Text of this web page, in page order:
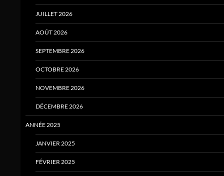
JUILLET 2026
AOÛT 2026
SEPTEMBRE 2026
OCTOBRE 2026
NOVEMBRE 2026
DÉCEMBRE 2026
ANNÉE 2025
JANVIER 2025
FÉVRIER 2025